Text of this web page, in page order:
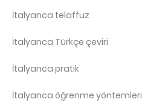
İtalyanca telaffuz
İtalyanca Türkçe çeviri
İtalyanca pratik
İtalyanca öğrenme yöntemleri